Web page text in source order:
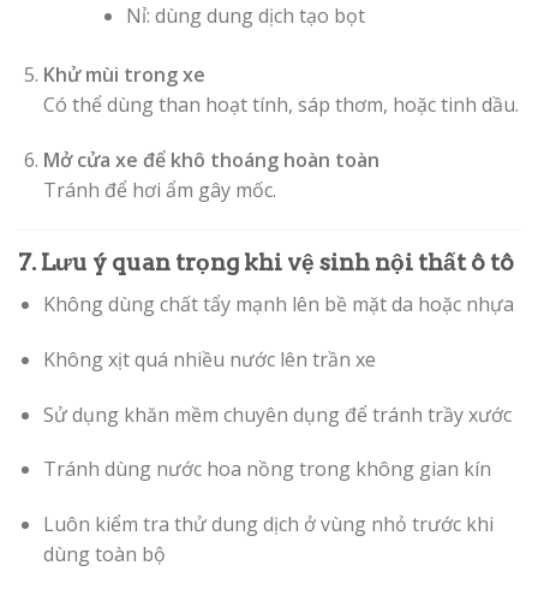
Nỉ: dùng dung dịch tạo bọt
Khử mùi trong xe
Có thể dùng than hoạt tính, sáp thơm, hoặc tinh dầu.
Mở cửa xe để khô thoáng hoàn toàn
Tránh để hơi ẩm gây mốc.
7. Lưu ý quan trọng khi vệ sinh nội thất ô tô
Không dùng chất tẩy mạnh lên bề mặt da hoặc nhựa
Không xịt quá nhiều nước lên trần xe
Sử dụng khăn mềm chuyên dụng để tránh trầy xước
Tránh dùng nước hoa nồng trong không gian kín
Luôn kiểm tra thử dung dịch ở vùng nhỏ trước khi
dùng toàn bộ